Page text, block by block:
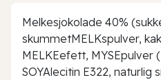
Melkesjokolade 40%
skummetMELKspulver,
MELKEefett, MYSEpulver
SOYAlecitin E322, naturlig